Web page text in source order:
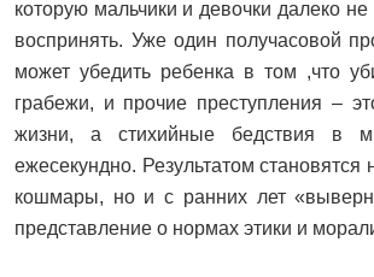
которую мальчики и девочки далеко
воспринять. Уже один получасовой
может убедить ребенка в том ,что
грабежи, и прочие преступления –
жизни, а стихийные бедствия в
ежесекундно. Результатом становятся
кошмары, но и с ранних лет
представление о нормах этики и